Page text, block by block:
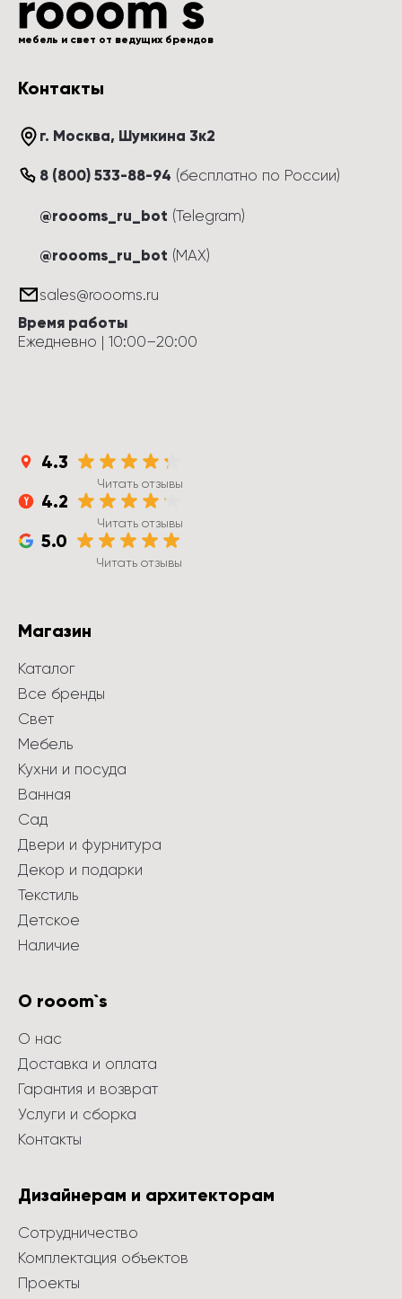
мебель и свет от ведущих брендов
Контакты
г. Москва, Шумкина 3к2
8 (800) 533-88-94 (бесплатно по России)
@roooms_ru_bot (Telegram)
@roooms_ru_bot (MAX)
sales@roooms.ru
Время работы
Ежедневно | 10:00–20:00
4.3
Читать отзывы
4.2
Читать отзывы
5.0
Читать отзывы
Магазин
Каталог
Все бренды
Свет
Мебель
Кухни и посуда
Ванная
Сад
Двери и фурнитура
Декор и подарки
Текстиль
Детское
Наличие
О rooom`s
О нас
Доставка и оплата
Гарантия и возврат
Услуги и сборка
Контакты
Дизайнерам и архитекторам
Сотрудничество
Комплектация объектов
Проекты